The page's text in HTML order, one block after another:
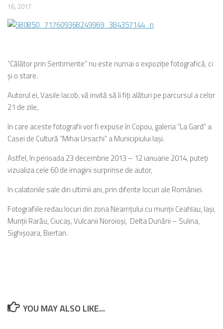
16, 2017
”Călător prin Sentimente” nu este numai o expoziție fotografică, ci
și o stare.
Autorul ei, Vasile Iacob, vă invită să îi fiți alături pe parcursul a celor
21 de zile,
în care aceste fotografii vor fi expuse în Copou, galeria ”La Gard” a
Casei de Cultură ”Mihai Ursachi” a Municipiului Iași.
Astfel, în perioada 23 decembrie 2013 – 12 ianuarie 2014, puteți
vizualiza cele 60 de imagini surprinse de autor,
în calatoriile sale din ultimii ani, prin diferite locuri ale României.
Fotografiile redau locuri din zona Neamțului cu munții Ceahlau, Iași,
Munții Rarău, Ciucaș, Vulcanii Noroioși, Delta Dunării – Sulina,
Sighișoara, Biertan.
YOU MAY ALSO LIKE...